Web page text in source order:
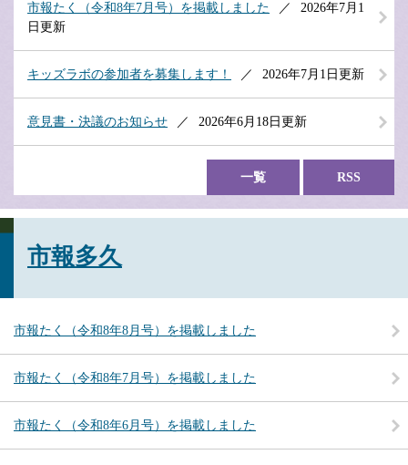
市報たく（令和8年7月号）を掲載しました
2026年7月1
日更新
キッズラボの参加者を募集します！ 2026年7月1日更新
意見書・決議のお知らせ 2026年6月18日更新
一覧 RSS
市報多久
市報たく（令和8年8月号）を掲載しました
市報たく（令和8年7月号）を掲載しました
市報たく（令和8年6月号）を掲載しました